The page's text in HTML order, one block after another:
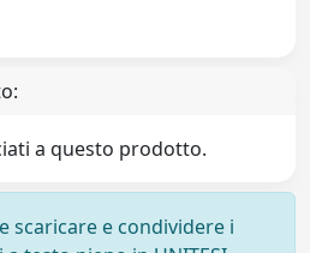
a questo prodotto.
scaricare e condividere i